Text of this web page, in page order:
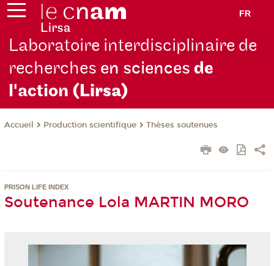
FR
Laboratoire interdisciplinaire de
recherches en sciencesde
l'action (Lirsa)
Accueil Production scientifique Thèses soutenues
PRISON LIFE INDEX
Soutenance Lola MARTIN MORO